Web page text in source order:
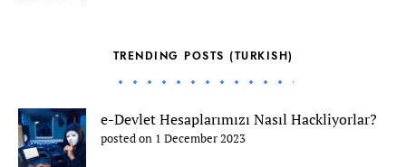
TRENDING POSTS (TURKISH)
e-Devlet Hesaplarımızı Nasıl Hackliyorlar?
posted on 1 December 2023